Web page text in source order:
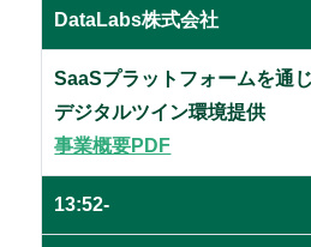
DataLabs株式会社
SaaSプラットフォームを通
デジタルツイン環境提供
事業概要PDF
13:52-